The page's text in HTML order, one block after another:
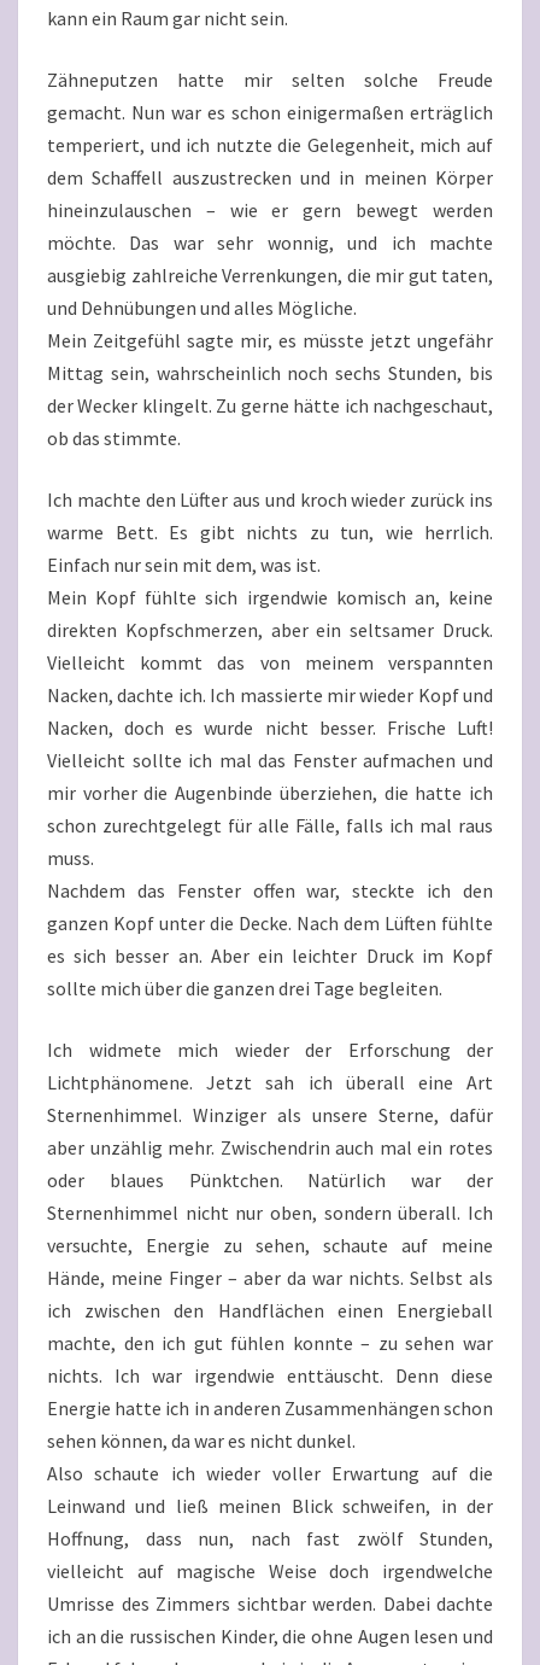
kann ein Raum gar nicht sein.
Zähneputzen hatte mir selten solche Freude
gemacht. Nun war es schon einigermaßen erträglich
temperiert, und ich nutzte die Gelegenheit, mich auf
dem Schaffell auszustrecken und in meinen Körper
hineinzulauschen – wie er gern bewegt werden
möchte. Das war sehr wonnig, und ich machte
ausgiebig zahlreiche Verrenkungen, die mir gut taten,
und Dehnübungen und alles Mögliche.
Mein Zeitgefühl sagte mir, es müsste jetzt ungefähr
Mittag sein, wahrscheinlich noch sechs Stunden, bis
der Wecker klingelt. Zu gerne hätte ich nachgeschaut,
ob das stimmte.
Ich machte den Lüfter aus und kroch wieder zurück ins
warme Bett. Es gibt nichts zu tun, wie herrlich.
Einfach nur sein mit dem, was ist.
Mein Kopf fühlte sich irgendwie komisch an, keine
direkten Kopfschmerzen, aber ein seltsamer Druck.
Vielleicht kommt das von meinem verspannten
Nacken, dachte ich. Ich massierte mir wieder Kopf und
Nacken, doch es wurde nicht besser. Frische Luft!
Vielleicht sollte ich mal das Fenster aufmachen und
mir vorher die Augenbinde überziehen, die hatte ich
schon zurechtgelegt für alle Fälle, falls ich mal raus
muss.
Nachdem das Fenster offen war, steckte ich den
ganzen Kopf unter die Decke. Nach dem Lüften fühlte
es sich besser an. Aber ein leichter Druck im Kopf
sollte mich über die ganzen drei Tage begleiten.
Ich widmete mich wieder der Erforschung der
Lichtphänomene. Jetzt sah ich überall eine Art
Sternenhimmel. Winziger als unsere Sterne, dafür
aber unzählig mehr. Zwischendrin auch mal ein rotes
oder blaues Pünktchen. Natürlich war der
Sternenhimmel nicht nur oben, sondern überall. Ich
versuchte, Energie zu sehen, schaute auf meine
Hände, meine Finger – aber da war nichts. Selbst als
ich zwischen den Handflächen einen Energieball
machte, den ich gut fühlen konnte – zu sehen war
nichts. Ich war irgendwie enttäuscht. Denn diese
Energie hatte ich in anderen Zusammenhängen schon
sehen können, da war es nicht dunkel.
Also schaute ich wieder voller Erwartung auf die
Leinwand und ließ meinen Blick schweifen, in der
Hoffnung, dass nun, nach fast zwölf Stunden,
vielleicht auf magische Weise doch irgendwelche
Umrisse des Zimmers sichtbar werden. Dabei dachte
ich an die russischen Kinder, die ohne Augen lesen und